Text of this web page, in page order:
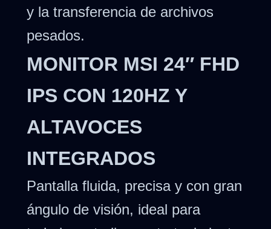
y la transferencia de archivos
pesados.
MONITOR MSI 24″ FHD
IPS CON 120HZ Y
ALTAVOCES
INTEGRADOS
Pantalla fluida, precisa y con gran
ángulo de visión, ideal para